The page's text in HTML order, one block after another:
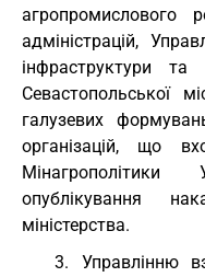
агропромислового
адміністрацій,
інфраструктури та
Севастопольської
галузевих
організацій, що
опублікування
міністерства.
3. Управлінню